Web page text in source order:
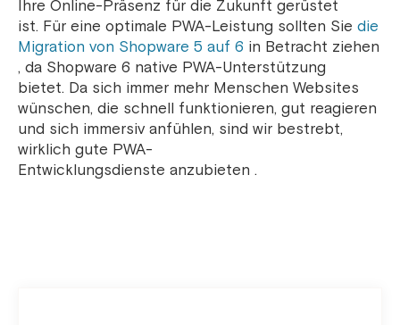
Ihre Online-Präsenz für die Zukunft gerüstet
ist. Für eine optimale PWA-Leistung sollten Sie die
Migration von Shopware 5 auf 6 in Betracht ziehen
, da Shopware 6 native PWA-Unterstützung
bietet. Da sich immer mehr Menschen Websites
wünschen, die schnell funktionieren, gut reagieren
und sich immersiv anfühlen, sind wir bestrebt,
wirklich gute PWA-
Entwicklungsdienste anzubieten .